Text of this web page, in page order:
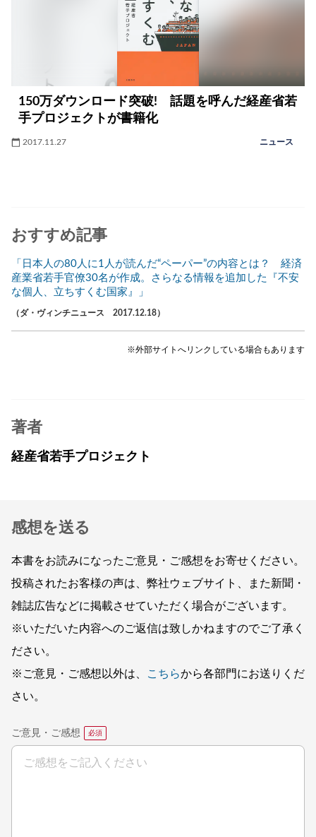
150万ダウンロード突破! 話題を呼んだ経産省若
手プロジェクトが書籍化
2017.11.27 ニュース
おすすめ記事
「日本人の80人に1人が読んだ“ペーパー”の内容とは？ 経済
産業省若手官僚30名が作成。さらなる情報を追加した『不安
な個人、立ちすくむ国家』」
（ダ・ヴィンチニュース 2017.12.18）
※外部サイトへリンクしている場合もあります
著者
経産省若手プロジェクト
感想を送る
本書をお読みになったご意見・ご感想をお寄せください。
投稿されたお客様の声は、弊社ウェブサイト、また新聞・
雑誌広告などに掲載させていただく場合がございます。
※いただいた内容へのご返信は致しかねますのでご了承く
ださい。
※ご意見・ご感想以外は、
こちらから各部門にお送りくだ
さい。
ご意見・ご感想